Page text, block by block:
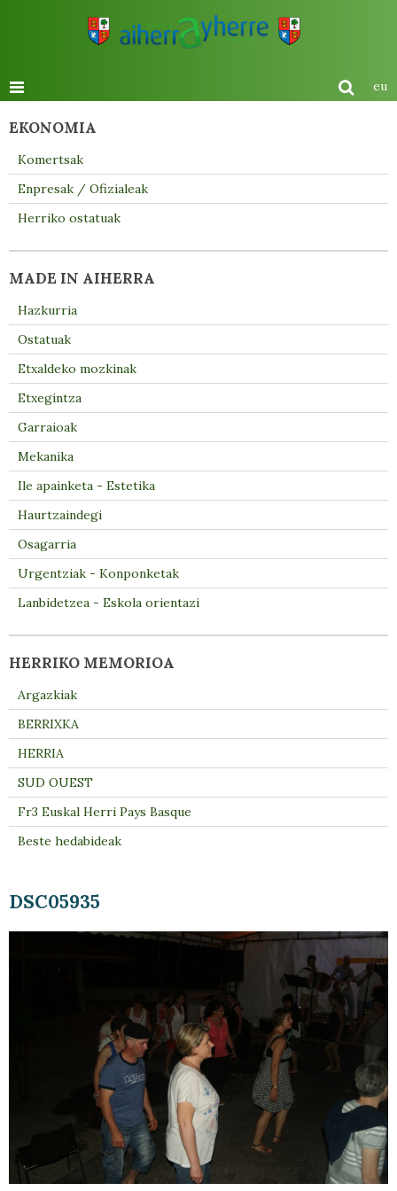
eu
DSC05935
EKONOMIA
Komertsak
Enpresak / Ofizialeak
Herriko ostatuak
MADE IN AIHERRA
Hazkurria
Ostatuak
Etxaldeko mozkinak
Etxegintza
Garraioak
Mekanika
Ile apainketa - Estetika
Haurtzaindegi
Osagarria
Urgentziak - Konponketak
Lanbidetzea - Eskola orientazi
HERRIKO MEMORIOA
Argazkiak
BERRIXKA
HERRIA
SUD OUEST
Fr3 Euskal Herri Pays Basque
Beste hedabideak